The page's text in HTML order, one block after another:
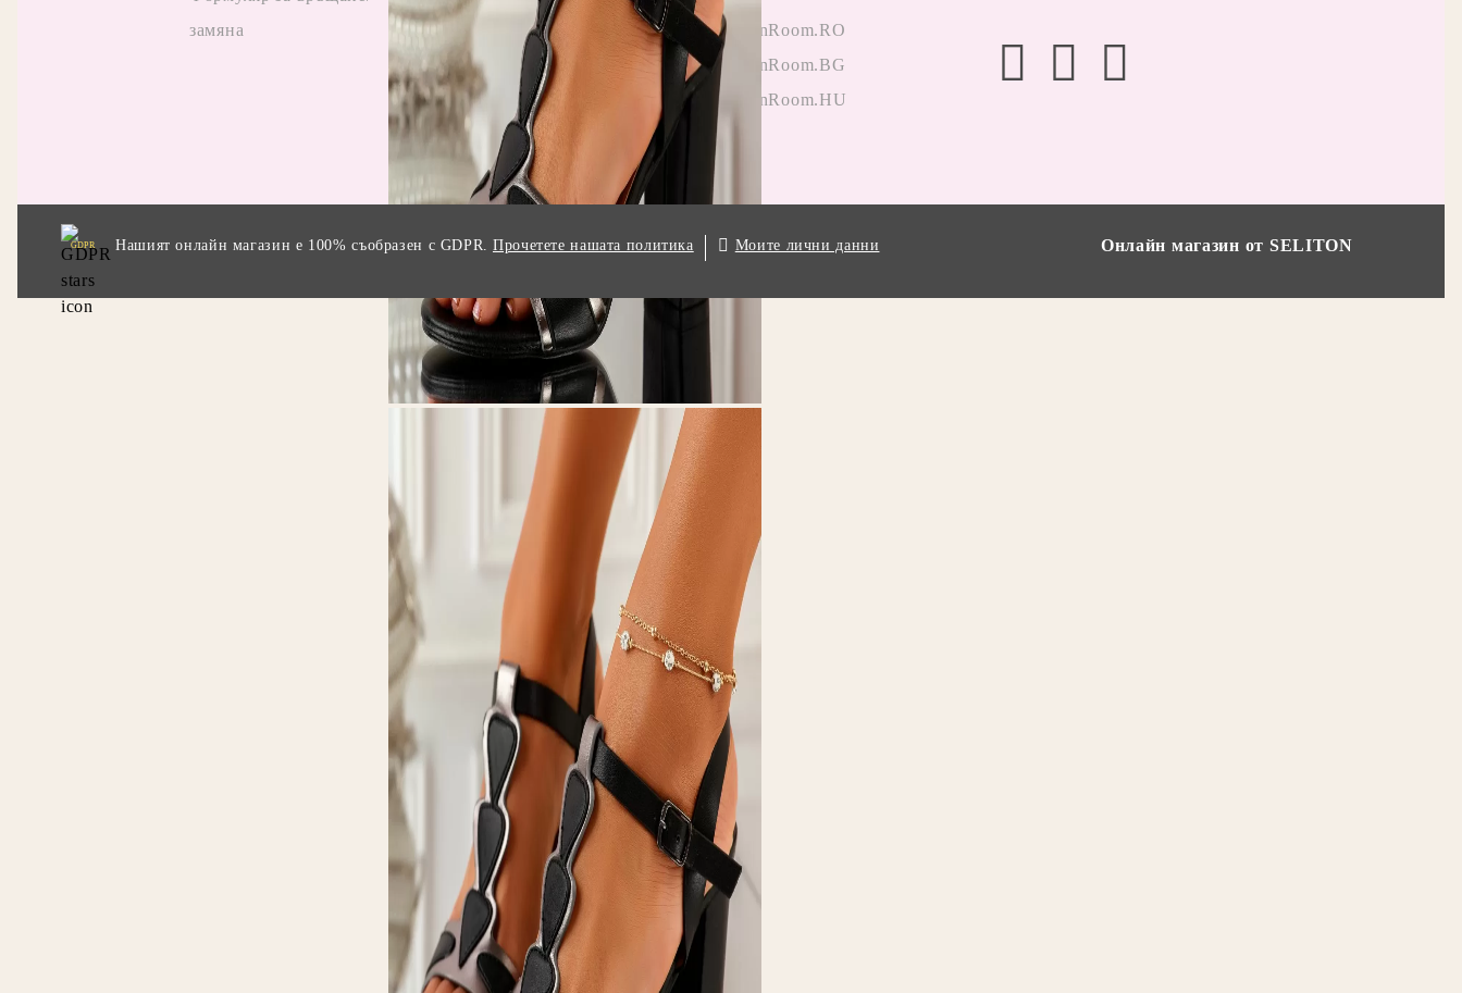
замяна
Отзиви от клиенти
Прилагане на
промоции
OneFashionRoom.RO
OneFashionRoom.BG
OneFashionRoom.HU
GDPR Нашият онлайн магазин е 100% съобразен с GDPR. Прочетете нашата политика Моите лични данни Онлайн магазин от SELITON